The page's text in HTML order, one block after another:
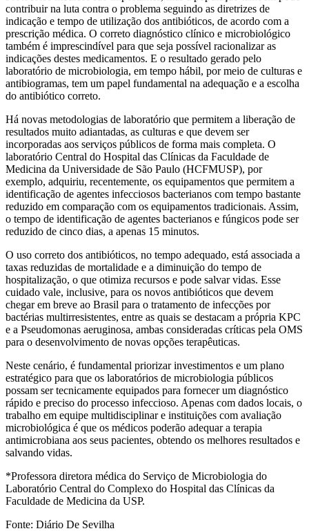
contribuir na luta contra o problema seguindo as diretrizes de
indicação e tempo de utilização dos antibióticos, de acordo com a
prescrição médica. O correto diagnóstico clínico e microbiológico
também é imprescindível para que seja possível racionalizar as
indicações destes medicamentos. E o resultado gerado pelo
laboratório de microbiologia, em tempo hábil, por meio de culturas e
antibiogramas, tem um papel fundamental na adequação e a escolha
do antibiótico correto.
Há novas metodologias de laboratório que permitem a liberação de
resultados muito adiantadas, as culturas e que devem ser
incorporadas aos serviços públicos de forma mais completa. O
laboratório Central do Hospital das Clínicas da Faculdade de
Medicina da Universidade de São Paulo (HCFMUSP), por
exemplo, adquiriu, recentemente, os equipamentos que permitem a
identificação de agentes infecciosos bacterianos com tempo bastante
reduzido em comparação com os equipamentos tradicionais. Assim,
o tempo de identificação de agentes bacterianos e fúngicos pode ser
reduzido de cinco dias, a apenas 15 minutos.
O uso correto dos antibióticos, no tempo adequado, está associada a
taxas reduzidas de mortalidade e a diminuição do tempo de
hospitalização, o que otimiza recursos e pode salvar vidas. Esse
cuidado vale, inclusive, para os novos antibióticos que devem
chegar em breve ao Brasil para o tratamento de infecções por
bactérias multirresistentes, entre as quais se destacam a própria KPC
e a Pseudomonas aeruginosa, ambas consideradas críticas pela OMS
para o desenvolvimento de novas opções terapêuticas.
Neste cenário, é fundamental priorizar investimentos e um plano
estratégico para que os laboratórios de microbiologia públicos
possam ser tecnicamente equipados para fornecer um diagnóstico
rápido e preciso do processo infeccioso. Apenas com dados locais, o
trabalho em equipe multidisciplinar e instituições com avaliação
microbiológica é que os médicos poderão adequar a terapia
antimicrobiana aos seus pacientes, obtendo os melhores resultados e
salvando vidas.
*Professora diretora médica do Serviço de Microbiologia do
Laboratório Central do Complexo do Hospital das Clínicas da
Faculdade de Medicina da USP.
Fonte: Diário De Sevilha